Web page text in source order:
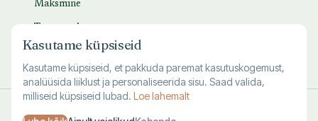
Maksmine
KKK
Kasutame küpsiseid
Kasutame küpsiseid, et pakkuda paremat kasutuskogemust,
analüüsida liiklust ja personaliseerida sisu. Saad valida,
milliseid küpsiseid lubad. Loe lahemalt